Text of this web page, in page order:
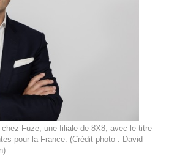
Fuze, une filiale de 8X8, avec le titre
pour la France. (Crédit photo : David